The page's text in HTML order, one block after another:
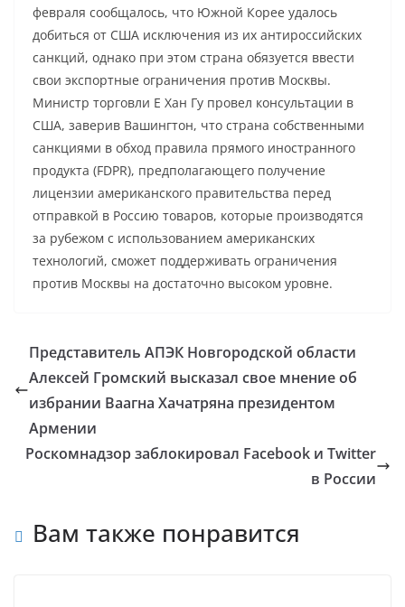
февраля сообщалось, что Южной Корее удалось
добиться от США исключения из их антироссийских
санкций, однако при этом страна обязуется ввести
свои экспортные ограничения против Москвы.
Министр торговли Е Хан Гу провел консультации в
США, заверив Вашингтон, что страна собственными
санкциями в обход правила прямого иностранного
продукта (FDPR), предполагающего получение
лицензии американского правительства перед
отправкой в Россию товаров, которые производятся
за рубежом с использованием американских
технологий, сможет поддерживать ограничения
против Москвы на достаточно высоком уровне.
Представитель АПЭК Новгородской области
Алексей Громский высказал свое мнение об
избрании Ваагна Хачатряна президентом
Армении
Роскомнадзор заблокировал Facebook и Twitter
в России
Вам также понравится